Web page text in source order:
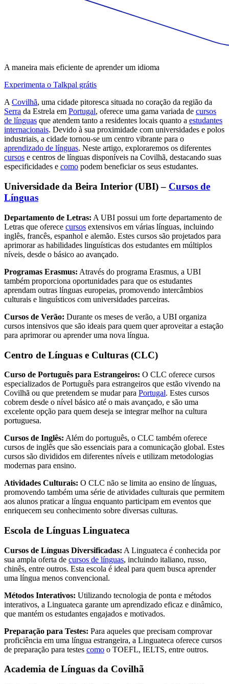
A maneira mais eficiente de aprender um idioma
Experimenta o Talkpal grátis
A Covilhã, uma cidade pitoresca situada no coração da região da
Serra da Estrela em Portugal, oferece uma gama variada de cursos
de línguas que atendem tanto a residentes locais quanto a estudantes
internacionais. Devido à sua proximidade com universidades e polos
industriais, a cidade tornou-se um centro vibrante para o
aprendizado de línguas. Neste artigo, exploraremos os diferentes
cursos e centros de línguas disponíveis na Covilhã, destacando suas
especificidades e como podem beneficiar os seus estudantes.
Universidade da Beira Interior (UBI) – Cursos de
Línguas
Departamento de Letras: A UBI possui um forte departamento de
Letras que oferece cursos extensivos em várias línguas, incluindo
inglês, francês, espanhol e alemão. Estes cursos são projetados para
aprimorar as habilidades linguísticas dos estudantes em múltiplos
níveis, desde o básico ao avançado.
Programas Erasmus: Através do programa Erasmus, a UBI
também proporciona oportunidades para que os estudantes
aprendam outras línguas europeias, promovendo intercâmbios
culturais e linguísticos com universidades parceiras.
Cursos de Verão: Durante os meses de verão, a UBI organiza
cursos intensivos que são ideais para quem quer aproveitar a estação
para aprimorar ou aprender uma nova língua.
Centro de Línguas e Culturas (CLC)
Curso de Português para Estrangeiros: O CLC oferece cursos
especializados de Português para estrangeiros que estão vivendo na
Covilhã ou que pretendem se mudar para Portugal. Estes cursos
cobrem desde o nível básico até o mais avançado, e são uma
excelente opção para quem deseja se integrar melhor na cultura
portuguesa.
Cursos de Inglês: Além do português, o CLC também oferece
cursos de inglês que são essenciais para a comunicação global. Estes
cursos são divididos em diferentes níveis e utilizam metodologias
modernas para ensino.
Atividades Culturais: O CLC não se limita ao ensino de línguas,
promovendo também uma série de atividades culturais que permitem
aos alunos praticar a língua enquanto participam em eventos que
enriquecem seu conhecimento sobre diversas culturas.
Escola de Línguas Linguateca
Cursos de Línguas Diversificadas: A Linguateca é conhecida por
sua ampla oferta de cursos de línguas, incluindo italiano, russo,
chinês, entre outros. Esta escola é ideal para quem busca aprender
uma língua menos convencional.
Métodos Interativos: Utilizando tecnologia de ponta e métodos
interativos, a Linguateca garante um aprendizado eficaz e dinâmico,
que mantém os estudantes engajados e motivados.
Preparação para Testes: Para aqueles que precisam comprovar
proficiência em uma língua estrangeira, a Linguateca oferece cursos
de preparação para testes como o TOEFL, IELTS, entre outros.
Academia de Línguas da Covilhã